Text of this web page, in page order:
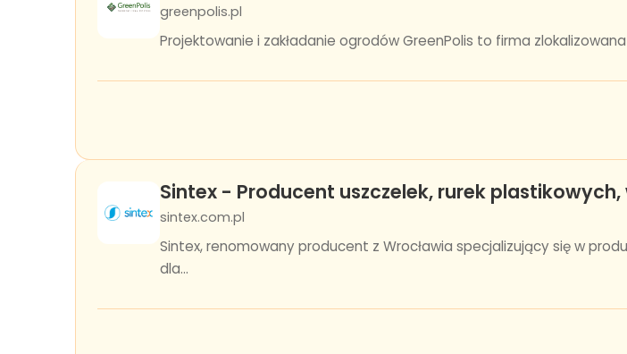
greenpolis.pl
Projektowanie i zakładanie ogrodów GreenPolis to firma
Sintex - Producent uszczelek, rurek plastikowych,
sintex.com.pl
Sintex, renomowany producent z Wrocławia specjalizujący się w
dla...